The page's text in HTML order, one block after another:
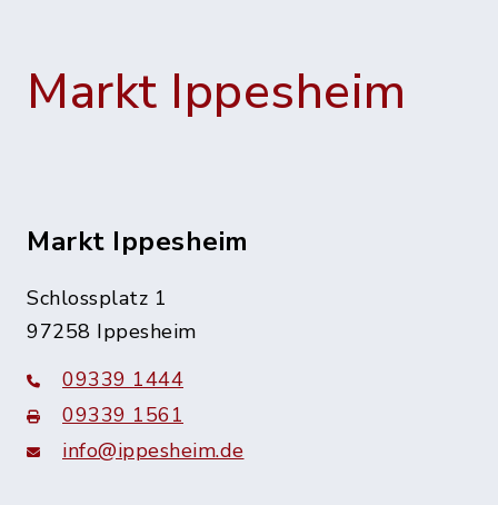
Markt Ippesheim
Markt Ippesheim
Schlossplatz 1
97258 Ippesheim
09339 1444
09339 1561
info@ippesheim.de